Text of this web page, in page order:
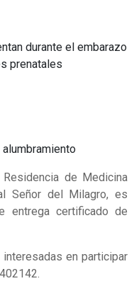
durante el embarazo
prenatales
de Medicina
Señor del Milagro, es
entrega certificado de
en participar